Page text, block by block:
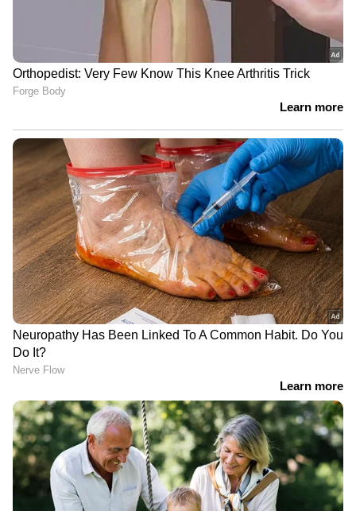
നിതിൻ രാജിന്റെ മരണം; നിതിന്റെ
കുടുംബത്തിന്റെ മൊഴി
വീണ്ടുമെടുക്കും
കനത്ത മഴയിൽ തൃശൂരും വീണു;
സ്ഥാപനങ്ങൾക്ക് ഇന്ന് അവധി